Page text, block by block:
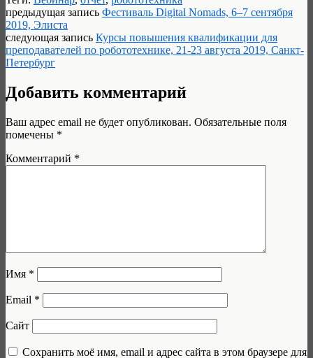
предыдущая запись Фестиваль Digital Nomads, 6–7 сентября
2019, Элиста
следующая запись Курсы повышения квалификации для
преподавателей по робототехнике, 21-23 августа 2019, Санкт-
Петербург
Добавить комментарий
Ваш адрес email не будет опубликован. Обязательные поля
помечены *
Комментарий *
Имя *
Email *
Сайт
Сохранить моё имя, email и адрес сайта в этом браузере для